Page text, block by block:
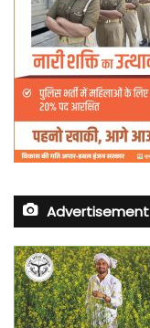
Advertisement